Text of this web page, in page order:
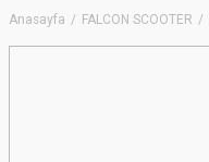
Anasayfa FALCON SCOOTER